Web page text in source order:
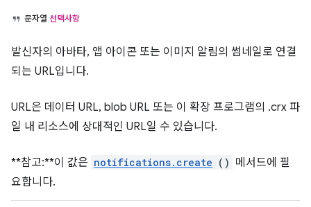
문자열 선택사항
발신자의 아바타, 앱 아이콘 또는 이미지 알림의 썸네일로 연결
되는 URL입니다.
URL은 데이터 URL, blob URL 또는 이 확장 프로그램의 .crx 파
일 내 리소스에 상대적인 URL일 수 있습니다.
**참고:**이 값은 notifications.create () 메서드에 필
요합니다.